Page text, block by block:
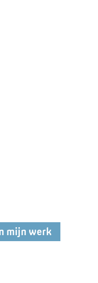
mijn werk